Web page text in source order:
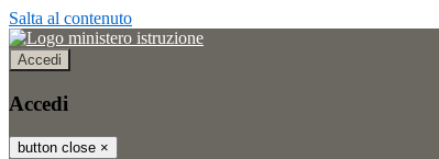
Salta al contenuto
Accedi
Accedi
button close ×